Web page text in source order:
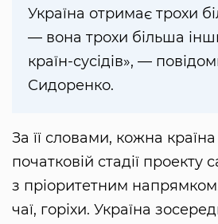
Україна отримає трохи
— вона трохи більша
країн-сусідів», —
Сидоренко.
За її словами, кожна
початковій стадії проекту
з пріоритетним
чаї, горіхи. Україна